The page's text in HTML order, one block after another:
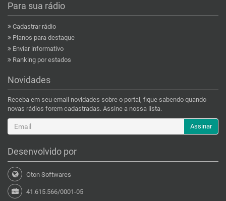
Para sua rádio
Cadastrar rádio
Planos para destaque
Enviar informativo
Ranking por estados
Novidades
Receba em seu email novidades sobre o portal, fique sabendo quando
novas rádios forem cadastradas. Assine a nossa lista.
Assinar
Desenvolvido por
Oton Softwares
41.615.566/0001-05